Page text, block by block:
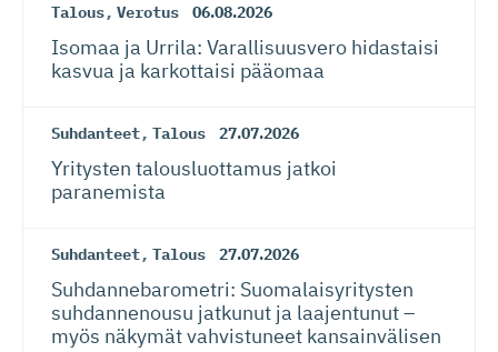
Talous, Verotus 06.08.2026
Isomaa ja Urrila: Varallisuusvero hidastaisi
kasvua ja karkottaisi pääomaa
Suhdanteet, Talous 27.07.2026
Yritysten talousluottamus jatkoi
paranemista
Suhdanteet, Talous 27.07.2026
Suhdanneba­ro­metri: Suomalaisy­ri­tysten
suhdannenousu jatkunut ja laajentunut –
myös näkymät vahvistuneet kansainvälisen